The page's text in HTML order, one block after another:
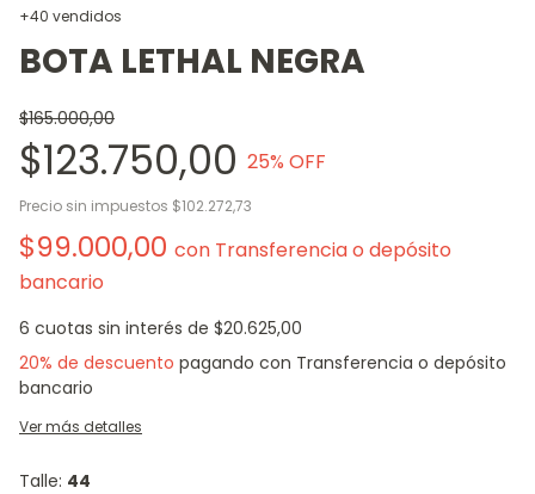
+40 vendidos
BOTA LETHAL NEGRA
$165.000,00
$123.750,00 25% OFF
Precio sin impuestos $102.272,73
$99.000,00 con Transferencia o depósito
bancario
6 cuotas sin interés de $20.625,00
20% de descuento pagando con Transferencia o depósito
bancario
Ver más detalles
Talle: 44